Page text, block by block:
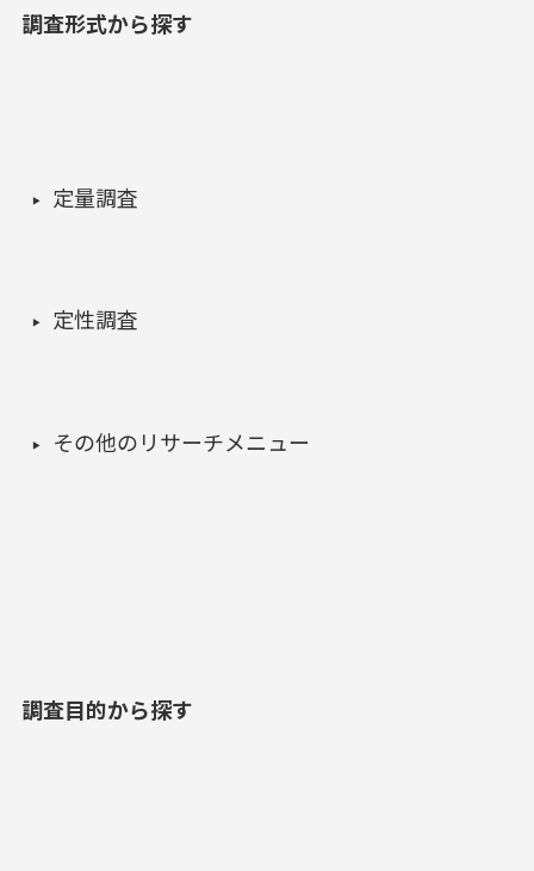
調査形式から探す
定量調査
定性調査
その他のリサーチメニュー
調査目的から探す